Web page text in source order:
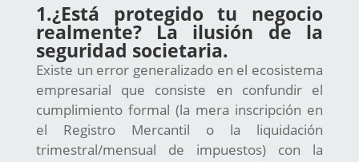
1.¿Está protegido tu negocio
realmente? La ilusión de la
seguridad societaria.
Existe un error generalizado en el ecosistema
empresarial que consiste en confundir el
cumplimiento formal (la mera inscripción en
el Registro Mercantil o la liquidación
trimestral/mensual de impuestos) con la